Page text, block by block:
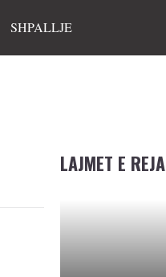
SHPALLJE
LAJMET E REJA